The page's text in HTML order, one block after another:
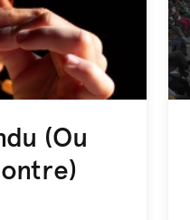
(Ou